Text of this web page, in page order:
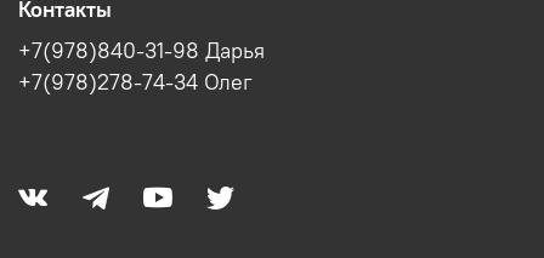
Контакты
+7(978)840-31-98 Дарья
+7(978)278-74-34 Олег